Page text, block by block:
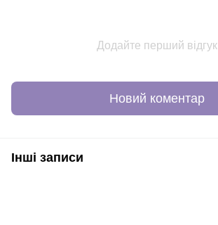
Додайте перший відгук
Новий коментар
Інші записи